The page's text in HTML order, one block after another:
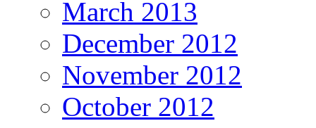
March 2013
December 2012
November 2012
October 2012